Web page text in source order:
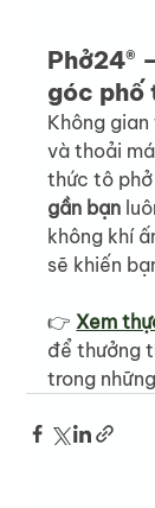
Phở24®
góc phố
Không gian
và thoải
thức tô phở
gần bạn
không khí
sẽ khiến
👉 Xem
để thưởng
trong